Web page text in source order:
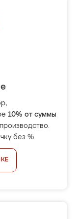
10% от суммы
без %.